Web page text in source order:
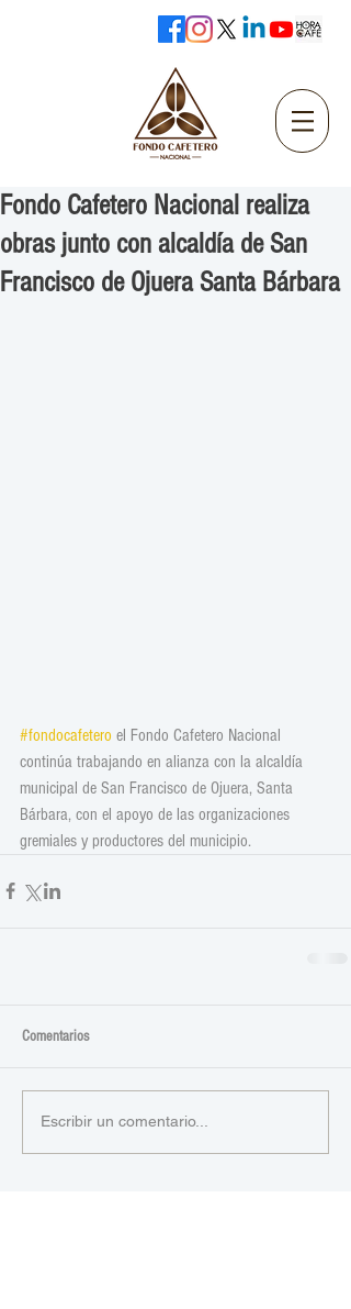
Fondo Cafetero Nacional realiza
obras junto con alcaldía de San
Francisco de Ojuera Santa Bárbara
#fondocafetero el Fondo Cafetero Nacional
continúa trabajando en alianza con la alcaldía
municipal de San Francisco de Ojuera, Santa
Bárbara, con el apoyo de las organizaciones
gremiales y productores del municipio.
Comentarios
Escribir un comentario...